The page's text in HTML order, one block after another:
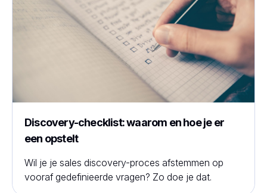
Discovery-checklist: waarom en hoe je er
een opstelt
Wil je je sales discovery-proces afstemmen op
vooraf gedefinieerde vragen? Zo doe je dat.